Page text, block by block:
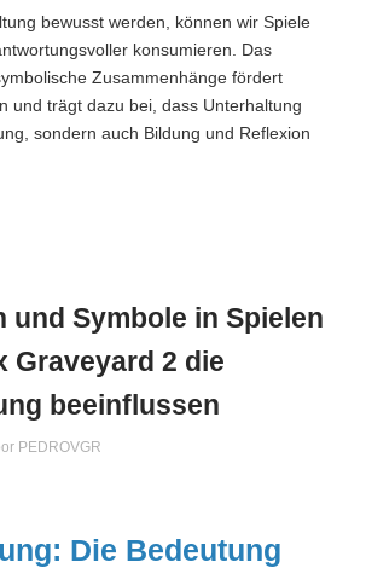
bewusst werden, können wir Spiele
konsumieren. Das
Zusammenhänge fördert
und trägt dazu bei, dass Unterhaltung
sondern auch Bildung und Reflexion
und Symbole in Spielen
Graveyard 2 die
beeinflussen
PEDROVGR
Die Bedeutung